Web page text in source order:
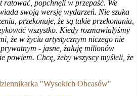
ratować, popchnęli w przepaść. We
swoją wersję wydarzeń. Nie szuka
przekonuje, że są takie przekonania,
wszystko. Kiedy rozmawiałyśmy
że w życiu artystycznym niczego nie
- jasne, żałuję milionów
powiem. Chcę, żeby wszyscy myśleli, że
"Wysokich Obcasów"